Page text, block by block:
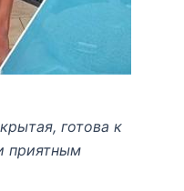
готова к
приятным